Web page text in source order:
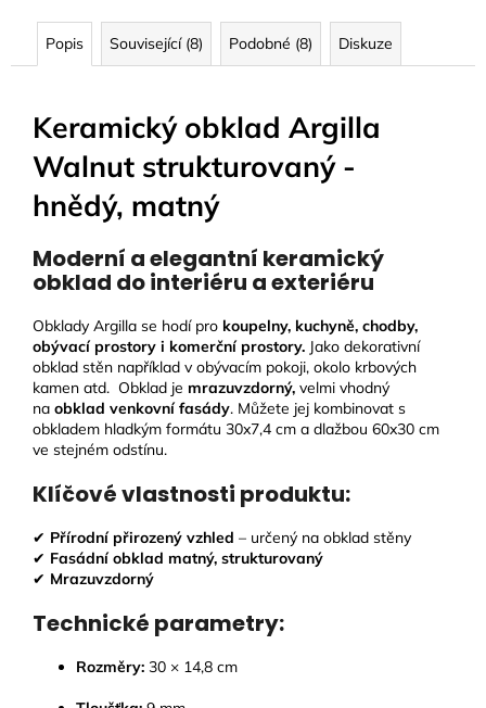
Popis Související (8) Podobné (8) Diskuze
Keramický obklad Argilla
Walnut strukturovaný -
hnědý, matný
Moderní a elegantní keramický
obklad do interiéru a exteriéru
Obklady Argilla se hodí pro koupelny, kuchyně, chodby,
obývací prostory i komerční prostory. Jako dekorativní
obklad stěn například v obývacím pokoji, okolo krbových
kamen atd. Obklad je mrazuvzdorný, velmi vhodný
na obklad venkovní fasády. Můžete jej kombinovat s
obkladem hladkým formátu 30x7,4 cm a dlažbou 60x30 cm
ve stejném odstínu.
Klíčové vlastnosti produktu:
✔ Přírodnípřirozený vzhled – určený na obklad stěny
✔ Fasádní obklad matný, strukturovaný
✔ Mrazuvzdorný
Technické parametry:
Rozměry: 30 × 14,8 cm